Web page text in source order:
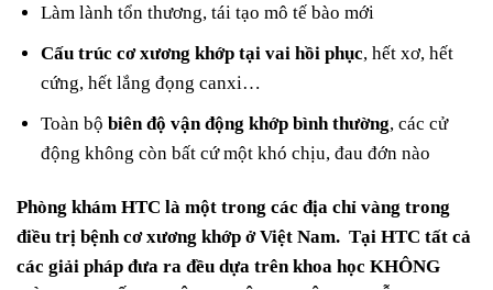
Làm lành tổn thương, tái tạo mô tế bào mới
Cấu trúc cơ xương khớp tại vai hồi phục, hết xơ, hết
cứng, hết lắng đọng canxi…
Toàn bộbiên độ vận động khớp bình thường, các cử
động không còn bất cứ một khó chịu, đau đớn nào
Phòng khám HTC là một trong các địa chỉ vàng trong
điều trị bệnh cơ xương khớp ở Việt Nam. Tại HTC tất cả
các giải pháp đưa ra đều dựa trên khoa học KHÔNG